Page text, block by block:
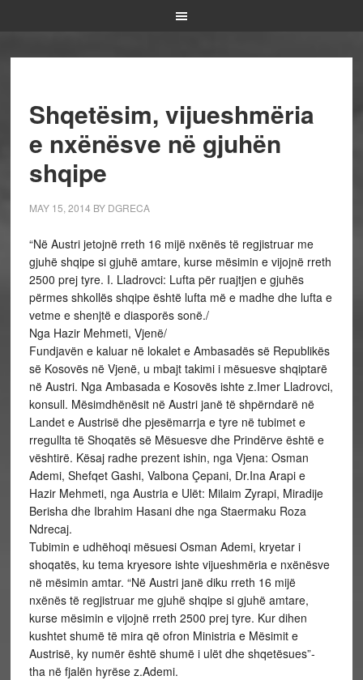
Shqetësim, vijueshmëria
e nxënësve në gjuhën
shqipe
MAY 15, 2014 BY DGRECA
“Në Austri jetojnë rreth 16 mijë nxënës të regjistruar me
gjuhë shqipe si gjuhë amtare, kurse mësimin e vijojnë rreth
2500 prej tyre. I. Lladrovci: Lufta për ruajtjen e gjuhës
përmes shkollës shqipe është lufta më e madhe dhe lufta e
vetme e shenjtë e diasporës sonë./
Nga Hazir Mehmeti, Vjenë/
Fundjavën e kaluar në lokalet e Ambasadës së Republikës
së Kosovës në Vjenë, u mbajt takimi i mësuesve shqiptarë
në Austri. Nga Ambasada e Kosovës ishte z.Imer Lladrovci,
konsull. Mësimdhënësit në Austri janë të shpërndarë në
Landet e Austrisë dhe pjesëmarrja e tyre në tubimet e
rregullta të Shoqatës së Mësuesve dhe Prindërve është e
vështirë. Kësaj radhe prezent ishin, nga Vjena: Osman
Ademi, Shefqet Gashi, Valbona Çepani, Dr.Ina Arapi e
Hazir Mehmeti, nga Austria e Ulët: Milaim Zyrapi, Miradije
Berisha dhe Ibrahim Hasani dhe nga Staermaku Roza
Ndrecaj.
Tubimin e udhëhoqi mësuesi Osman Ademi, kryetar i
shoqatës, ku tema kryesore ishte vijueshmëria e nxënësve
në mësimin amtar. “Në Austri janë diku rreth 16 mijë
nxënës të regjistruar me gjuhë shqipe si gjuhë amtare,
kurse mësimin e vijojnë rreth 2500 prej tyre. Kur dihen
kushtet shumë të mira që ofron Ministria e Mësimit e
Austrisë, ky numër është shumë i ulët dhe shqetësues”-
tha në fjalën hyrëse z.Ademi.